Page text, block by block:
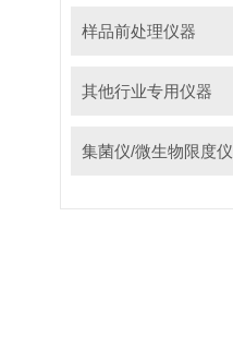
样品前处理仪器
其他行业专用仪器
集菌仪/微生物限度仪